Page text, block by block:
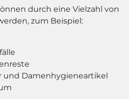
durch eine Vielzahl von
zum Beispiel:
und Damenhygieneartikel